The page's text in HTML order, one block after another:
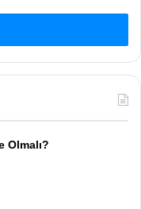
Olmalı?